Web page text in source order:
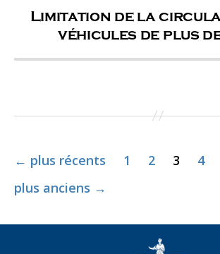
Limitation de la
véhicules de plus
des
publications
← plus récents 1 2 3
4
plus anciens →